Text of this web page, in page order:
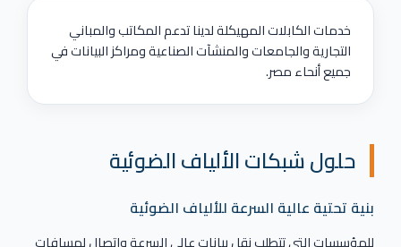
خدمات الكابلات المهيكلة لدينا تدعم المكاتب والمباني
التجارية والجامعات والمنشآت الصناعية ومراكز البيانات في
جميع أنحاء مصر.
حلول شبكات الألياف الضوئية
بنية تحتية عالية السرعة للألياف الضوئية